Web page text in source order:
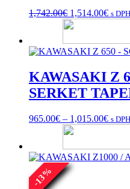
1,742.00€ Pôvodná
cena
1,742.00€.
1,514.00€ s DPH
KAWASAKI Z
SERKET
965.00€ – 1,015.00€Price
s DPH
-
13
%